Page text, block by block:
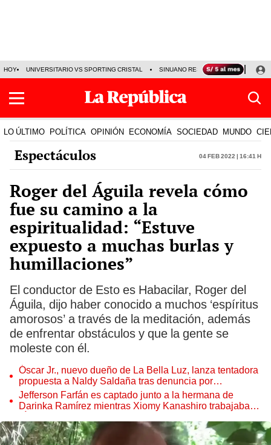
HOY UNIVERSITARIO VS SPORTING CRISTAL SINUANO RESULTADOS HOY
LO ÚLTIMO POLÍTICA OPINIÓN ECONOMÍA SOCIEDAD MUNDO
Espectáculos 04 Feb 2022 | 16:41 h
Roger del Águila revela cómo
fue su camino a la
espiritualidad: “Estuve
expuesto a muchas burlas y
humillaciones”
El conductor de Esto es Habacilar, Roger del
Águila, dijo haber conocido a muchos ‘espíritus
amorosos’ a través de la meditación, además
de enfrentar obstáculos y que la gente se
moleste con él.
Óscar Jr., nuevo dueño de La Bella Luz, lanza tentadora
propuesta a Naldy Saldaña tras denuncia por
tocamientos
Jefferson Farfán es captado junto a la hermana de
Darinka Ramírez mientras Xiomy Kanashiro trabajaba: